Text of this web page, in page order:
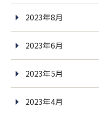
2023年8月
2023年6月
2023年5月
2023年4月